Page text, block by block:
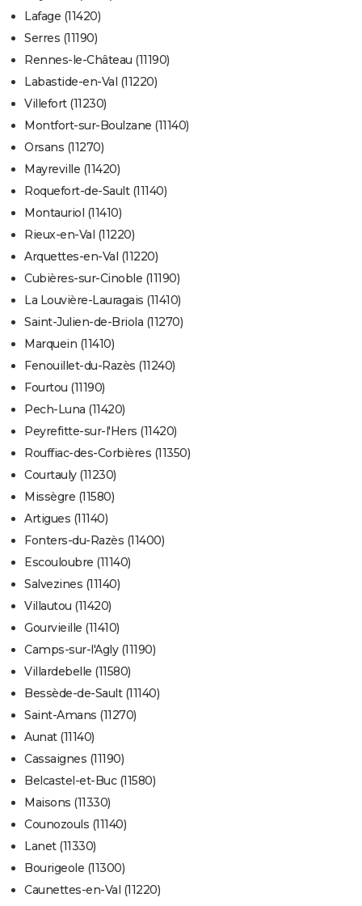
Lafage (11420)
Serres (11190)
Rennes-le-Château (11190)
Labastide-en-Val (11220)
Villefort (11230)
Montfort-sur-Boulzane (11140)
Orsans (11270)
Mayreville (11420)
Roquefort-de-Sault (11140)
Montauriol (11410)
Rieux-en-Val (11220)
Arquettes-en-Val (11220)
Cubières-sur-Cinoble (11190)
La Louvière-Lauragais (11410)
Saint-Julien-de-Briola (11270)
Marquein (11410)
Fenouillet-du-Razès (11240)
Fourtou (11190)
Pech-Luna (11420)
Peyrefitte-sur-l'Hers (11420)
Rouffiac-des-Corbières (11350)
Courtauly (11230)
Missègre (11580)
Artigues (11140)
Fonters-du-Razès (11400)
Escouloubre (11140)
Salvezines (11140)
Villautou (11420)
Gourvieille (11410)
Camps-sur-l'Agly (11190)
Villardebelle (11580)
Bessède-de-Sault (11140)
Saint-Amans (11270)
Aunat (11140)
Cassaignes (11190)
Belcastel-et-Buc (11580)
Maisons (11330)
Counozouls (11140)
Lanet (11330)
Bourigeole (11300)
Caunettes-en-Val (11220)